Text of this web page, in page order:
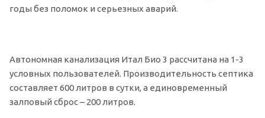
годы без поломок и серьезных аварий.
Автономная канализация Итал Био 3 рассчитана на 1-3
условных пользователей. Производительность септика
составляет 600 литров в сутки, а единовременный
залповый сброс – 200 литров.